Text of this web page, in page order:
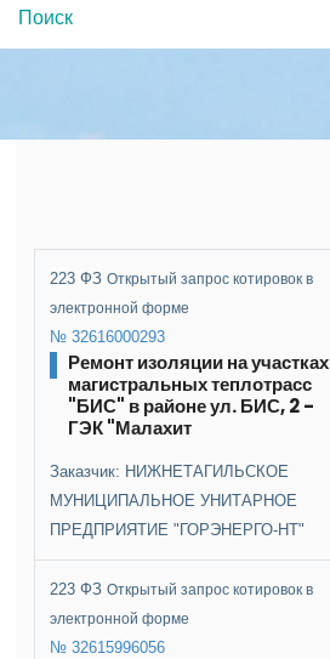
223 ФЗОткрытый запрос котировок в
электронной форме
№ 32616000293
Ремонт изоляции на участках
магистральных теплотрасс
"БИС" в районе ул. БИС, 2 -
ГЭК "Малахит
Заказчик: НИЖНЕТАГИЛЬСКОЕ
МУНИЦИПАЛЬНОЕ УНИТАРНОЕ
ПРЕДПРИЯТИЕ "ГОРЭНЕРГО-НТ"
223 ФЗОткрытый запрос котировок в
электронной форме
№ 32615996056